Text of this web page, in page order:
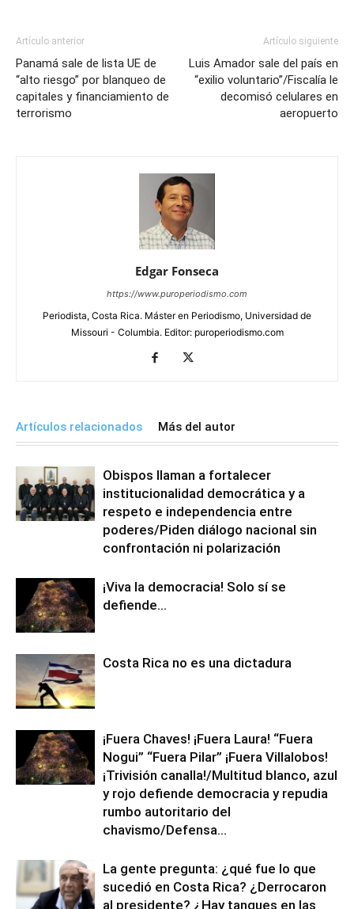
Artículo anterior
Panamá sale de lista UE de
“alto riesgo” por blanqueo de
capitales y financiamiento de
terrorismo
Artículo siguiente
Luis Amador sale del país en
“exilio voluntario”/Fiscalía le
decomisó celulares en
aeropuerto
Edgar Fonseca
https://www.puroperiodismo.com
Periodista, Costa Rica. Máster en Periodismo, Universidad de
Missouri - Columbia. Editor: puroperiodismo.com
Artículos relacionados Más del autor
Obispos llaman a fortalecer
institucionalidad democrática y a
respeto e independencia entre
poderes/Piden diálogo nacional sin
confrontación ni polarización
¡Viva la democracia! Solo sí se
defiende…
Costa Rica no es una dictadura
¡Fuera Chaves! ¡Fuera Laura! “Fuera
Nogui” “Fuera Pilar” ¡Fuera Villalobos!
¡Trivisión canalla!/Multitud blanco, azul
y rojo defiende democracia y repudia
rumbo autoritario del
chavismo/Defensa...
La gente pregunta: ¿qué fue lo que
sucedió en Costa Rica? ¿Derrocaron
al presidente? ¿Hay tanques en las